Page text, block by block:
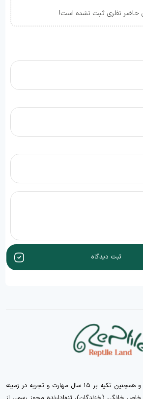
حاضر نظری ثبت نشده است!
ثبت دیدگاه
همگام با تکنولوژی روز دنیا و همچنین تکیه بر ۱۵ سال مهارت و تجربه در زمینه